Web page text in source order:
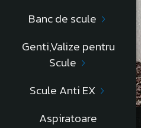
Banc de scule
Genti,Valize pentru
Scule
Scule Anti EX
Aspiratoare